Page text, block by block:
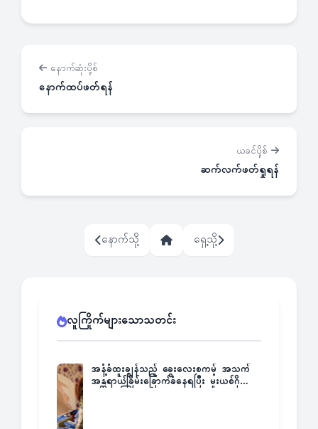
နောက်ဆုံးပို့စ်
နောက်ထပ်ဖတ်ရန်
ယခင်ပို့စ်
ဆက်လက်ဖတ်ရှုရန်
နောက်သို့ ရှေ့သို့
လူကြိုက်များသောသတင်း
အနံ့ခံထူးချွန်သည့် ခွေးလေးစကမ့် အသက်
အန္တရာယ်ခြိမ်းခြောက်ခံနေရပြီး မူးယစ်ဂိုဏ်း